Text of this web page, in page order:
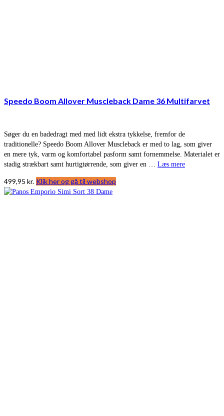
Speedo Boom Allover Muscleback Dame 36 Multifarvet
Søger du en badedragt med med lidt ekstra tykkelse, fremfor de
traditionelle? Speedo Boom Allover Muscleback er med to lag, som giver
en mere tyk, varm og komfortabel pasform samt fornemmelse. Materialet er
stadig strækbart samt hurtigtørrende, som giver en … Læs mere
499,95 kr. Klik her og gå til webshop